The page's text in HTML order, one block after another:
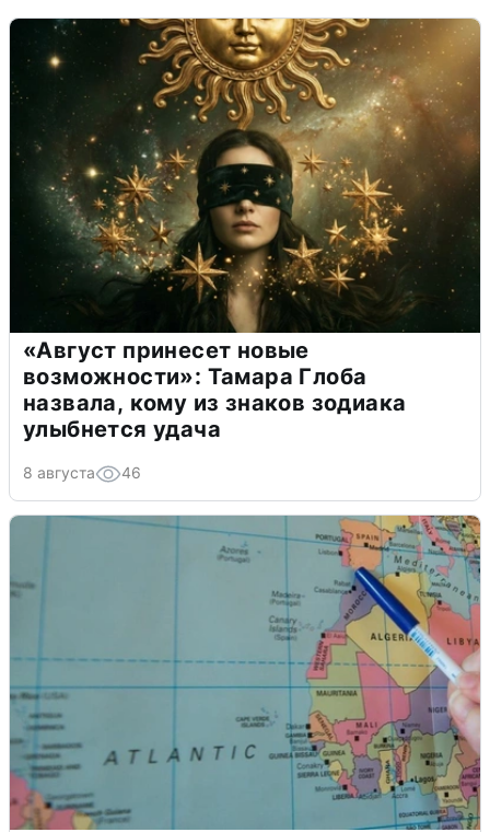
«Август принесет новые
возможности»: Тамара Глоба
назвала, кому из знаков зодиака
улыбнется удача
8 августа 46